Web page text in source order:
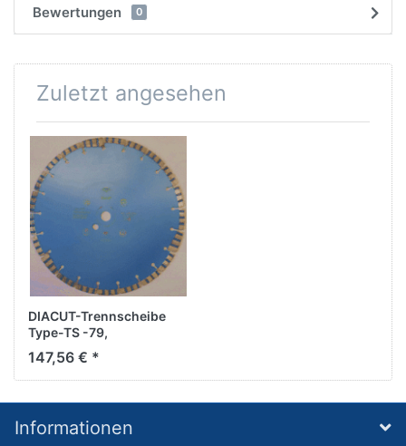
Bewertungen 0
Zuletzt angesehen
DIACUT-Trennscheibe
Type-TS -79,
D400/25,4mm
147,56 € *
Informationen